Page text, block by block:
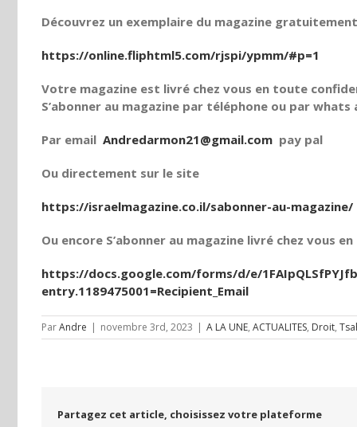
Découvrez un exemplaire du magazine
https://online.fliphtml5.com/rjspi/ypmm/#p=1
Votre magazine est livré chez vous en toute
S’abonner au magazine par téléphone ou par whats
Par email Andredarmon21@gmail.com pay pal
Ou directement sur le site
https://israelmagazine.co.il/sabonner-au-magazine/
Ou encore S’abonner au magazine livré chez vous
https://docs.google.com/forms/d/e/
entry.1189475001=Recipient_Email
ParAndre | novembre 3rd, 2023 | A LA UNE, ACTUALITES, Droit,
Partagez cet article, choisissez votre plateforme